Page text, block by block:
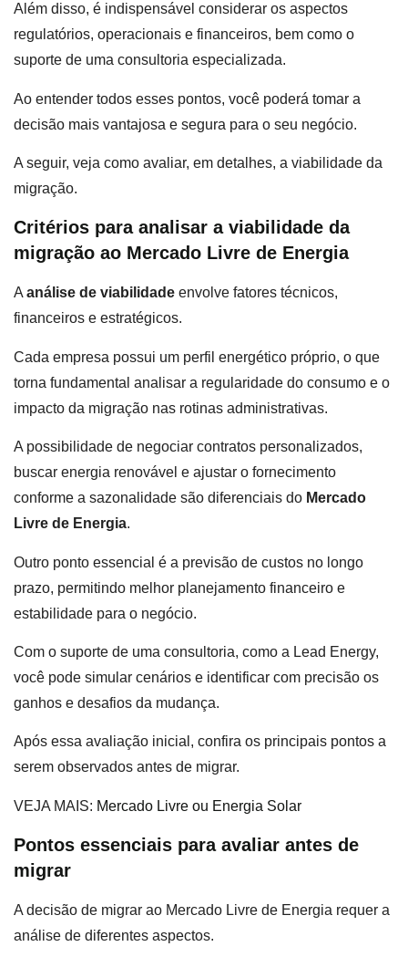
Além disso, é indispensável considerar os aspectos
regulatórios, operacionais e financeiros, bem como o
suporte de uma consultoria especializada.
Ao entender todos esses pontos, você poderá tomar a
decisão mais vantajosa e segura para o seu negócio.
A seguir, veja como avaliar, em detalhes, a viabilidade da
migração.
Critérios para analisar a viabilidade da
migração ao Mercado Livre de Energia
A análise de viabilidade envolve fatores técnicos,
financeiros e estratégicos.
Cada empresa possui um perfil energético próprio, o que
torna fundamental analisar a regularidade do consumo e o
impacto da migração nas rotinas administrativas.
A possibilidade de negociar contratos personalizados,
buscar energia renovável e ajustar o fornecimento
conforme a sazonalidade são diferenciais do Mercado
Livre de Energia.
Outro ponto essencial é a previsão de custos no longo
prazo, permitindo melhor planejamento financeiro e
estabilidade para o negócio.
Com o suporte de uma consultoria, como a Lead Energy,
você pode simular cenários e identificar com precisão os
ganhos e desafios da mudança.
Após essa avaliação inicial, confira os principais pontos a
serem observados antes de migrar.
VEJA MAIS: Mercado Livre ou Energia Solar
Pontos essenciais para avaliar antes de
migrar
A decisão de migrar ao Mercado Livre de Energia requer a
análise de diferentes aspectos.